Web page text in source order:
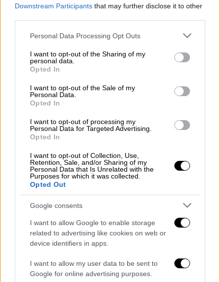
Downstream Participants that may further disclose it to other
Please note that this website/app uses one or more Google
not limited to your visit or usage behaviour. You may click to
grant or deny consent to Google and its third-party tags to
use your data for below specified purposes in below Google
consent section.
Personal Data Processing Opt Outs
I want to opt-out of the Sharing of my
personal data.
Opted In
I want to opt-out of the Sale of my
Personal Data.
Opted In
I want to opt-out of processing my
Personal Data for Targeted Advertising.
Opted In
I want to opt-out of Collection, Use,
Retention, Sale, and/or Sharing of my
Personal Data that Is Unrelated with the
Purposes for which it was collected.
Opted Out
Google consents
I want to allow Google to enable storage
related to advertising like cookies on web or
device identifiers in apps.
I want to allow my user data to be sent to
Google for online advertising purposes.
Ελλάδα|22.08.2025 23:10
Σε κρίσιμη κατάσταση νοσηλεύεται στο
Γενικό Κρατικό Νοσοκομείο Νίκαιας ο
Τομ Γκρίνγουντ - Πώς έγινε το σοβαρό
ατύχημα
Έχει επίσης εντοπιστεί αιμορραγία και
θλάση στον εγκέφαλο, ενώ μέχρι τις 2 το
πρωί βρισκόταν στο χειρουργείο, όπου του
έγινε και σπληνεκτομή